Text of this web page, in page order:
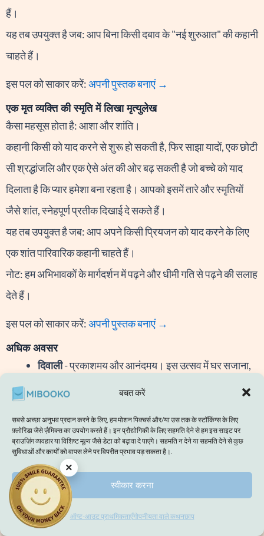
बचत करें
सबसे अच्छा अनुभव प्रदान करने के लिए, हम मोशन पिक्चर्स और/या उस तक के स्टॉकिंग्स के लिए
फ़्लोरिडा जैसे ज़ैमिक्स का उपयोग करते हैं। इन प्रौद्योगिकी के लिए सहमति देने से हम इस साइट पर
ब्राउज़िंग व्यवहार या विशिष्ट मूल्य जैसे डेटा को बढ़ावा दे पाएंगे। सहमति न देने या सहमति देने से कुछ
सुविधाओं और कार्यों को वापस लेने पर विपरीत प्रभाव पड़ सकता है।.
स्वीकार करना
ऑप्ट-आउट प्राथमिकताएँगोपनीयता वाले कथनछाप
हैं।
यह तब उपयुक्त है जब: आप बिना किसी दबाव के "नई शुरुआत" की कहानी
चाहते हैं।
इस पल को साकार करें:अपनी पुस्तक बनाएं →
एक मृत व्यक्ति की स्मृति में लिखा मृत्युलेख
कैसा महसूस होता है: आशा और शांति।
कहानी किसी को याद करने से शुरू हो सकती है, फिर साझा यादों, एक छोटी
सी श्रद्धांजलि और एक ऐसे अंत की ओर बढ़ सकती है जो बच्चे को याद
दिलाता है कि प्यार हमेशा बना रहता है। आपको इसमें तारे और स्मृतियों
जैसे शांत, स्नेहपूर्ण प्रतीक दिखाई दे सकते हैं।
यह तब उपयुक्त है जब: आप अपने किसी प्रियजन को याद करने के लिए
एक शांत पारिवारिक कहानी चाहते हैं।
नोट: हम अभिभावकों के मार्गदर्शन में पढ़ने और धीमी गति से पढ़ने की सलाह
देते हैं।
इस पल को साकार करें:अपनी पुस्तक बनाएं →
अधिक अवसर
दिवाली- प्रकाशमय और आनंदमय। इस उत्सव में घर सजाना,
दीये जलाना, रंगोली बनाना और प्रकाश की गर्माहट और विजय
मिठाइयों जैसी चीजों पर विशेष ध्यान दे सकते हैं।
ईद (अल-फितर/अल-अधा)- शांति और आशीर्वाद का त्योहार।
इस अवसर पर चाँद देखना, विशेष वस्त्र पहनना, प्रार्थना करना
और परिवार के साथ भोजन करना जैसे उत्सव मनाए जा सकते
हैं। आप चाँद, दावत और एकजुटता जैसी बातों पर विशेष ध्यान दे
×